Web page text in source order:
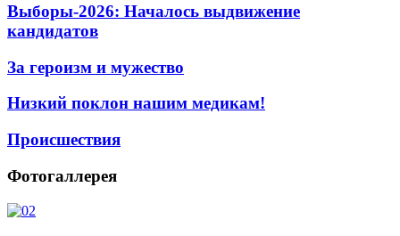
Выборы-2026: Началось выдвижение
кандидатов
За героизм и мужество
Низкий поклон нашим медикам!
Происшествия
Фотогаллерея